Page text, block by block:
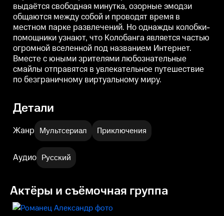
юными зрителями
любознательные смайлы
отправятся в увлекательное
путешествие по безграничному
виртуальному миру.
юными зрителями
любознательные смайлы
отправятся в увлекательное
путешествие по безграничному
виртуальному миру.
выдаётся свободная минутка, озорные эмодзи
общаются между собой и проводят время в
местном парке развлечений. Но однажды колобки-
помощники узнают, что Колобанга является частью
огромной вселенной под названием Интернет.
Вместе с юными зрителями любознательные
смайлы отправятся в увлекательное путешествие
по безграничному виртуальному миру.
Детали
Жанр Мультсериал Приключения
Аудио Русский
Актёры и съёмочная группа